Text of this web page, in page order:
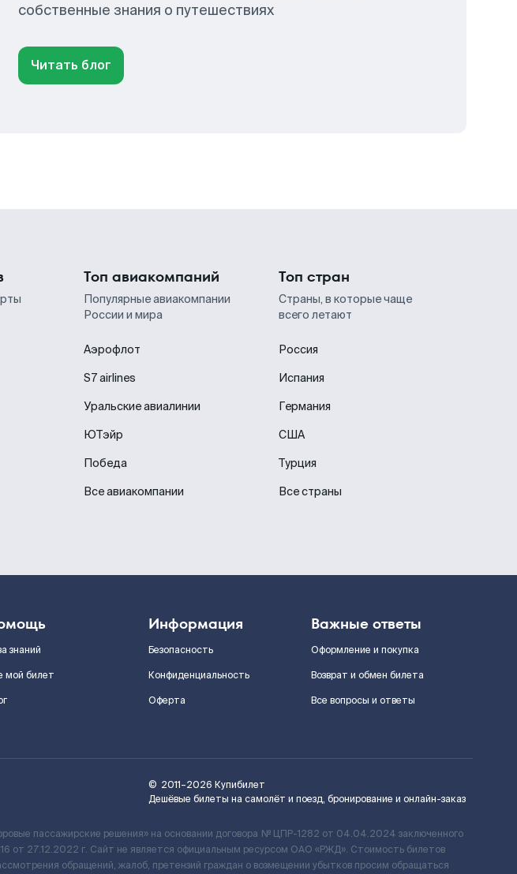
собственные знания о путешествиях
Читать блог
Топ авиакомпаний
Популярные авиакомпании
России и мира
Аэрофлот
S7 airlines
Уральские авиалинии
ЮТэйр
Победа
Все авиакомпании
Топ стран
Страны, в которые чаще
всего летают
Россия
Испания
Германия
США
Турция
Все страны
знаний
мой билет
Информация
Безопасность
Конфиденциальность
Оферта
Важные ответы
Оформление и покупка
Возврат и обмен билета
Все вопросы и ответы
© 2011–2026 Купибилет
Дешёвые билеты на самолёт и поезд, бронирование и онлайн-заказ
пассажирские решения» на основании договора № ЦПР-1282 от 04.04.2024 заключенного
27.12.2022 г. Сайт не является официальным ресурсом ОАО «РЖД». Стоимость билетов
обращений, жалоб, претензий граждан о возмещении убытков просим обращаться